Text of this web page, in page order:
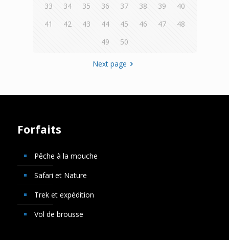
33
34 35 36 37 38 39
40
41
42 43 44 45 46 47
48
49
50
Next page
Forfaits
Pêche à la mouche
Safari et Nature
Trek et expédition
Vol de brousse